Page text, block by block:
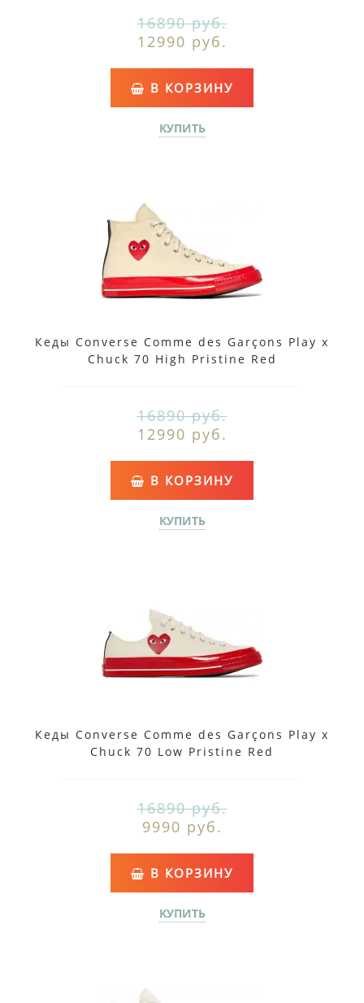
16890 руб.
12990 руб.
В КОРЗИНУ
КУПИТЬ
Кеды Converse Comme des Garçons Play x
Chuck 70 High Pristine Red
16890 руб.
12990 руб.
В КОРЗИНУ
КУПИТЬ
Кеды Converse Comme des Garçons Play x
Chuck 70 Low Pristine Red
16890 руб.
9990 руб.
В КОРЗИНУ
КУПИТЬ